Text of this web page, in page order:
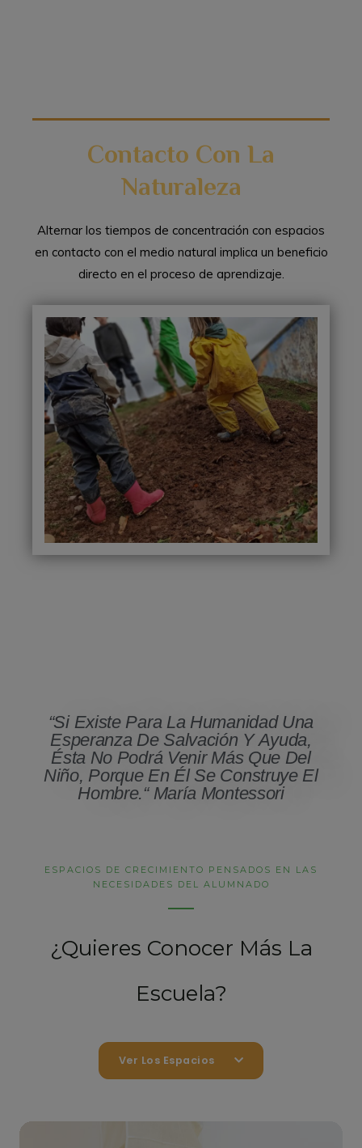
Contacto Con La
Naturaleza
Alternar los tiempos de concentración con espacios
en contacto con el medio natural implica un beneficio
directo en el proceso de aprendizaje.
“Si Existe Para La Humanidad Una
Esperanza De Salvación Y Ayuda,
Ésta No Podrá Venir Más Que Del
Niño, Porque En Él Se Construye El
Hombre.“ María Montessori
ESPACIOS DE CRECIMIENTO PENSADOS EN LAS
NECESIDADES DEL ALUMNADO
¿Quieres Conocer Más La
Escuela?
Ver Los Espacios